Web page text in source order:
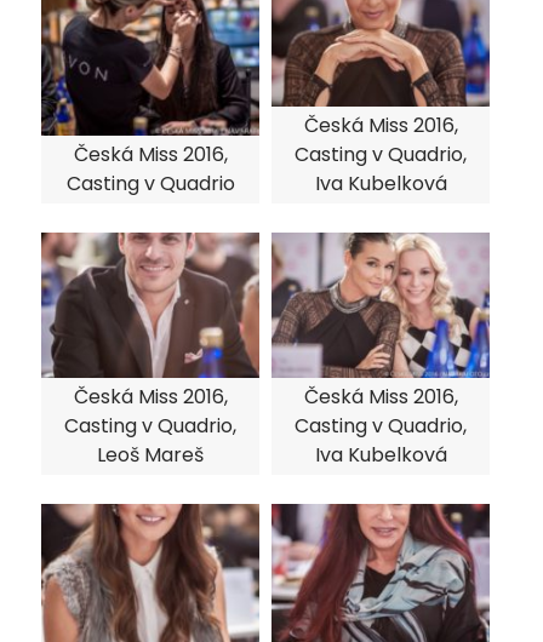
Česká Miss 2016,
Casting v Quadrio
Česká Miss 2016,
Casting v Quadrio,
Iva Kubelková
Česká Miss 2016,
Casting v Quadrio,
Leoš Mareš
Česká Miss 2016,
Casting v Quadrio,
Iva Kubelková